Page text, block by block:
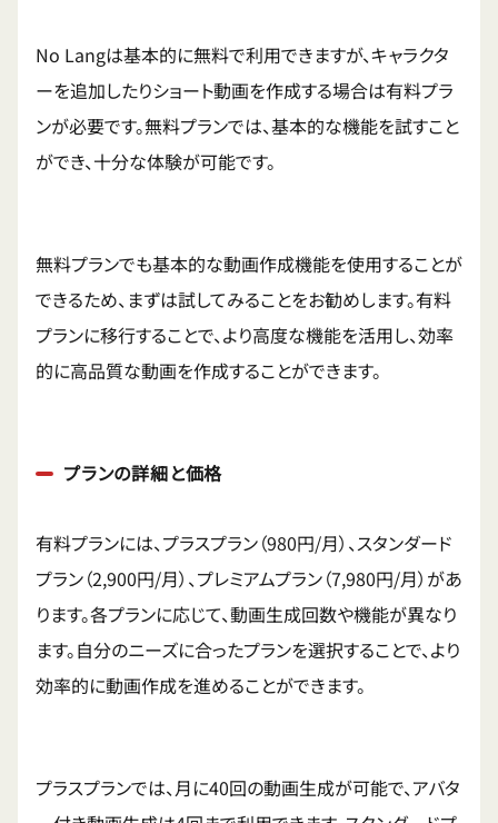
No Langは基本的に無料で利用できますが、キャラクタ
ーを追加したりショート動画を作成する場合は有料プラ
ンが必要です。無料プランでは、基本的な機能を試すこと
ができ、十分な体験が可能です。
無料プランでも基本的な動画作成機能を使用することが
できるため、まずは試してみることをお勧めします。有料
プランに移行することで、より高度な機能を活用し、効率
的に高品質な動画を作成することができます。
プランの詳細と価格
有料プランには、プラスプラン（980円/月）、スタンダード
プラン（2,900円/月）、プレミアムプラン（7,980円/月）があ
ります。各プランに応じて、動画生成回数や機能が異なり
ます。自分のニーズに合ったプランを選択することで、より
効率的に動画作成を進めることができます。
プラスプランでは、月に40回の動画生成が可能で、アバタ